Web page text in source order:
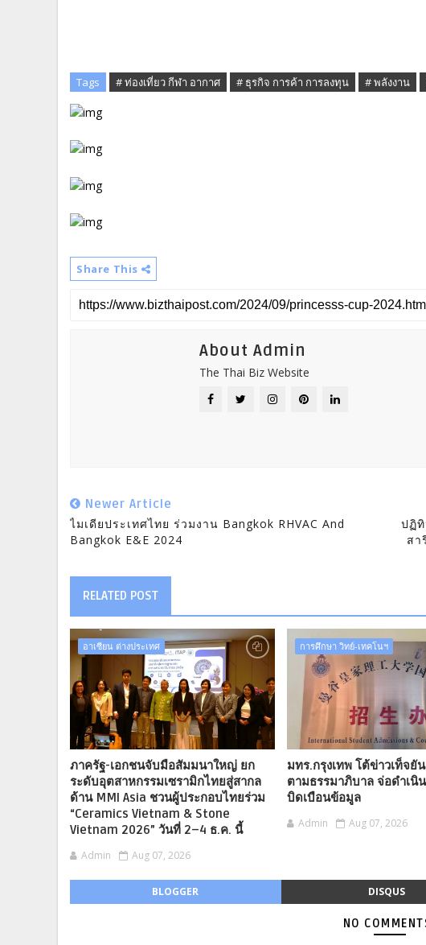
Tags # ท่องเที่ยว กีฬา อากาศ # ธุรกิจ การค้า การลงทุน # พลังงาน
Share This
About Admin
The Thai Biz Website
Newer Article
ไมเดียประเทศไทย ร่วมงาน Bangkok RHVAC And
Bangkok E&E 2024
ปฏิ
สา
RELATED POST
อาเซียน ต่างประเทศ
ภาครัฐ-เอกชนจับมือสัมมนาใหญ่ ยก
ระดับอุตสาหกรรมเซรามิกไทยสู่สากล
ด้าน MMI Asia ชวนผู้ประกอบไทยร่วม
“Ceramics Vietnam & Stone
Vietnam 2026” วันที่ 2–4 ธ.ค. นี้
Admin Aug 07, 2026
การศึกษา วิทย์-เทคโนฯ
มทร.กรุงเทพ โต้ข่าวเท็จยั
ตามธรรมาภิบาล จ่อดำเนิ
บิดเบือนข้อมูล
Admin Aug 07, 2026
BLOGGER DISQUS
NO